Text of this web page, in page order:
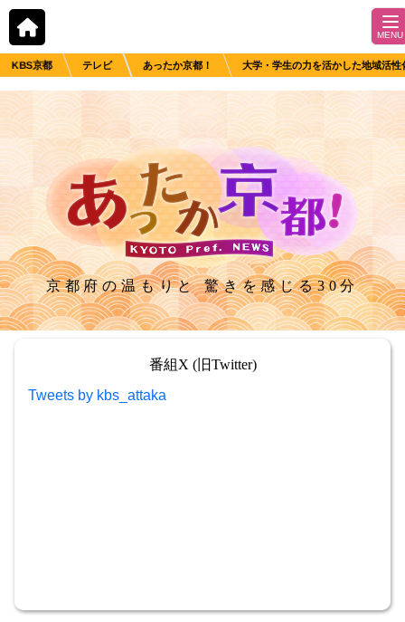
KBS京都 テレビ あったか京都！ 大学・学生の力を活かした地域活性
京都府の温もりと 驚きを感じる30分
番組X (旧Twitter)
Tweets by kbs_attaka